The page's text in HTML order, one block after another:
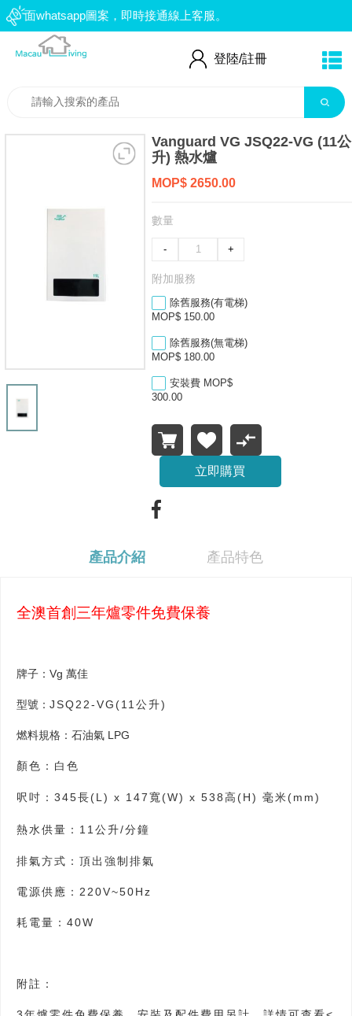
面whatsapp圖案，即時接通線上客服。
：66552559
登陸/註冊
Vanguard VG JSQ22-VG (11公
升) 熱水爐
MOP$ 2650.00
數量
- +
附加服務
除舊服務(有電梯)
MOP$ 150.00
除舊服務(無電梯)
MOP$ 180.00
安裝費 MOP$
300.00
立即購買
產品介紹 產品特色
全澳首創三年爐零件免費保養
牌子：Vg 萬佳
型號： JSQ22-VG(11 公升)
燃料規格：石油氣 LPG
顏色：白色
呎吋：345長(L) x 147寬(W) x 538高(H) 毫米(mm)
熱水供量：11公升/分鐘
排氣方式：頂出強制排氣
電源供應：220V~50Hz
耗電量：40W
附註：